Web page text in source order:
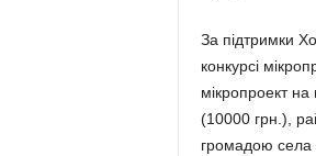
За підтримки
конкурсі
мікропроект
(10000 грн.),
громадою села